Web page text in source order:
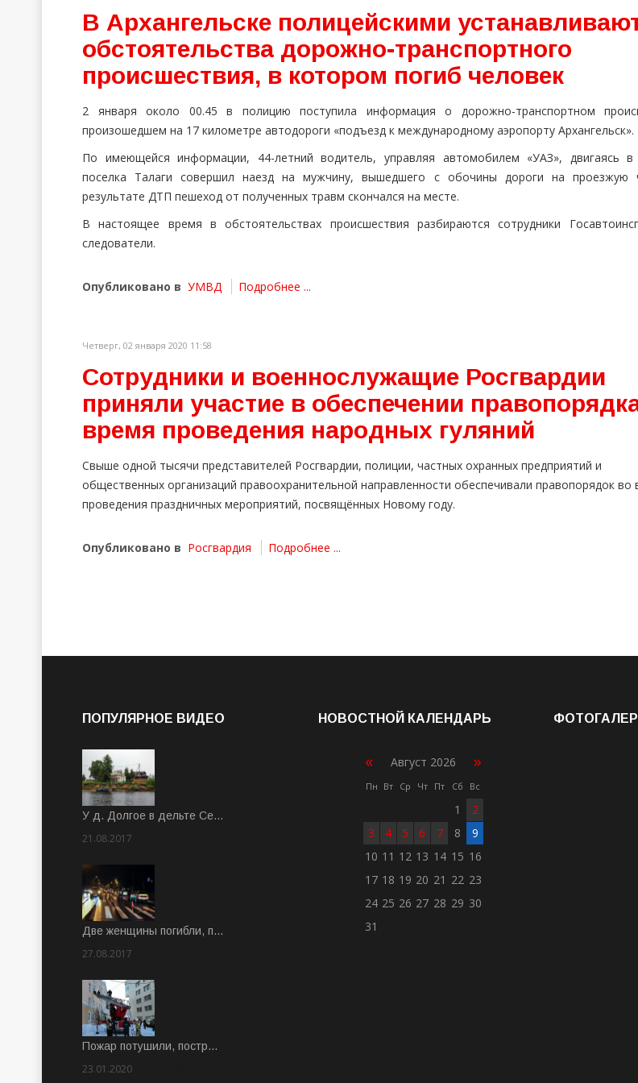
В Архангельске полицейскими
обстоятельства дорожно-транспортного
происшествия, в котором погиб человек
2 января около 00.45 в полицию поступила информация о дорожно-транспортном
произошедшем на 17 километре автодороги «подъезд к международному аэропорту Архангельск».
По имеющейся информации, 44-летний водитель, управляя автомобилем «УАЗ», двигаясь в
поселка Талаги совершил наезд на мужчину, вышедшего с обочины дороги на проезжую
результате ДТП пешеход от полученных травм скончался на месте.
В настоящее время в обстоятельствах происшествия разбираются сотрудники
следователи.
Опубликовано в УМВД Подробнее ...
Четверг, 02 января 2020 11:58
Сотрудники и военнослужащие Росгвардии
приняли участие в обеспечении
время проведения народных гуляний
Свыше одной тысячи представителей Росгвардии, полиции, частных охранных предприятий и
общественных организаций правоохранительной направленности обеспечивали правопорядок во
проведения праздничных мероприятий, посвящённых Новому году.
Опубликовано в Росгвардия Подробнее ...
ПОПУЛЯРНОЕ ВИДЕО
У д. Долгое в дельте Се…
21.08.2017
Две женщины погибли, п…
27.08.2017
Пожар потушили, постр…
23.01.2020
НОВОСТНОЙ КАЛЕНДАРЬ
« Август 2026 »
Пн Вт Ср Чт Пт Сб Вс
1
2
3
4 5 6 7 8
9
10 11 12 13 14 15 16
17 18 19 20 21 22 23
24 25 26 27 28 29 30
31